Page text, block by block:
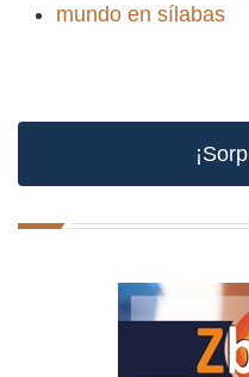
mundo en sílabas